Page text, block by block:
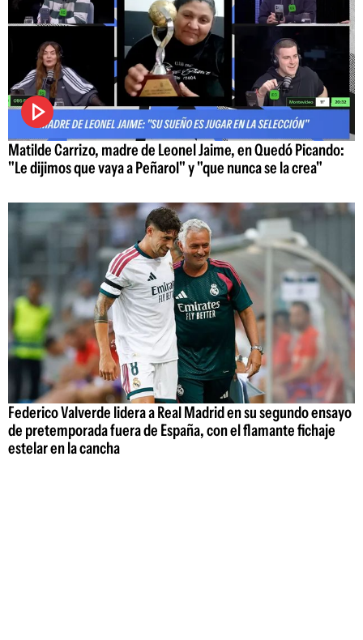
Matilde Carrizo, madre de Leonel Jaime, en Quedó Picando:
"Le dijimos que vaya a Peñarol" y "que nunca se la crea"
Federico Valverde lidera a Real Madrid en su segundo ensayo
de pretemporada fuera de España, con el flamante fichaje
estelar en la cancha